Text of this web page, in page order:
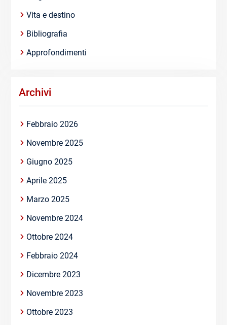
Vita e destino
Bibliografia
Approfondimenti
Archivi
Febbraio 2026
Novembre 2025
Giugno 2025
Aprile 2025
Marzo 2025
Novembre 2024
Ottobre 2024
Febbraio 2024
Dicembre 2023
Novembre 2023
Ottobre 2023